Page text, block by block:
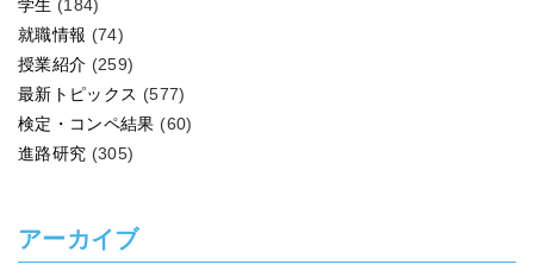
学生 (184)
就職情報 (74)
授業紹介 (259)
最新トピックス (577)
検定・コンペ結果 (60)
進路研究 (305)
アーカイブ